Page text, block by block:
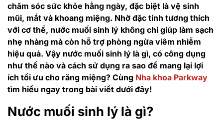
chăm sóc sức khỏe hằng ngày, đặc biệt là vệ sinh
mũi, mắt và khoang miệng. Nhờ đặc tính tương thích
với cơ thể, nước muối sinh lý không chỉ giúp làm sạch
nhẹ nhàng mà còn hỗ trợ phòng ngừa viêm nhiễm
hiệu quả. Vậy nước muối sinh lý là gì, có công dụng
như thế nào và cách sử dụng ra sao để mang lại lợi
ích tối ưu cho răng miệng? Cùng Nha khoa Parkway
tìm hiểu ngay trong bài viết dưới đây!
Nước muối sinh lý là gì?